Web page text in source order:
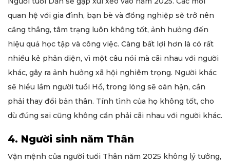
quan hệ với gia đình, bạn bè và đồng nghiệp sẽ trở nên
căng thẳng, tâm trạng luôn không tốt, ảnh hưởng đến
hiệu quả học tập và công việc. Càng bất lợi hơn là có rất
nhiều kẻ phản diện, vì một câu nói mà cãi nhau với người
khác, gây ra ảnh hưởng xã hội nghiêm trọng. Người khác
sẽ hiểu lầm người tuổi Hổ, trong lòng sẽ oán hận, cần
phải thay đổi bản thân. Tính tình của họ không tốt, cho
dù đúng sai cũng không cần phải cãi nhau với người khác.
4. Người sinh năm Thân
Vận mệnh của người tuổi Thân năm 2025 không lý tưởng,